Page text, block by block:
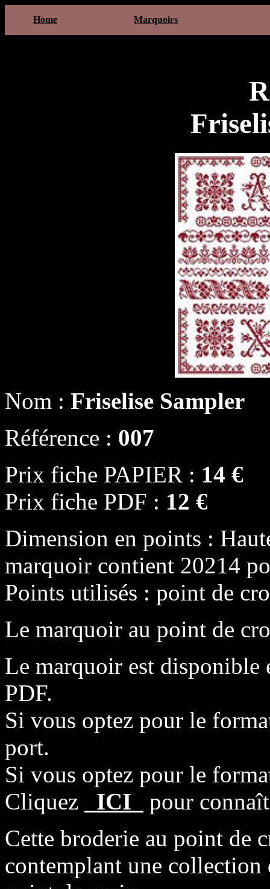
Home Marquoirs
Nom : Friselise Sampler
Référence : 007
Prix fiche PAPIER : 14 €
Prix fiche PDF : 12 €
Dimension en points :
marquoir contient 20214
Points utilisés : point de
Le marquoir au point de
Le marquoir est disponible
PDF.
Si vous optez pour le
port.
Si vous optez pour le
Cliquez
ICI
pour
Cette broderie au point de
contemplant une collection